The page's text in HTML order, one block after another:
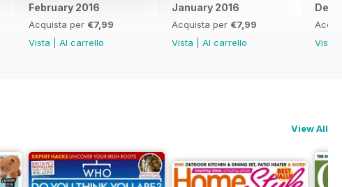
February 2016
Acquista per €7,99
Vista
Al carrello
January 2016
Acquista per €7,99
Vista
Al carrello
Vista
View All